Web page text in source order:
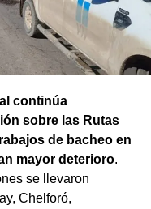
continúa
sobre las Rutas
de bacheo en
mayor deterioro.
se llevaron
Chelforó,